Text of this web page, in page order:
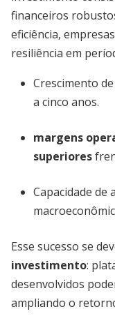
financeiros
eficiência,
resiliência em
Crescimento
a cinco anos.
margens
superiores
Capacidade de
Esse sucesso se
investimento:
desenvolvidos
ampliando o